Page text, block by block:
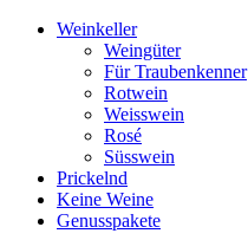
Weinkeller
Weingüter
Für Traubenkenner
Rotwein
Weisswein
Rosé
Süsswein
Prickelnd
Keine Weine
Genusspakete